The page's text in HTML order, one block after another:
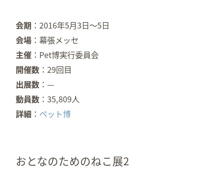
会期
2016年5月3日～5日
会場
幕張メッセ
主催
Pet博実行委員会
開催数
29回目
出展数
—
動員数
35,809人
詳細
ペット博
おとなのためのねこ展2